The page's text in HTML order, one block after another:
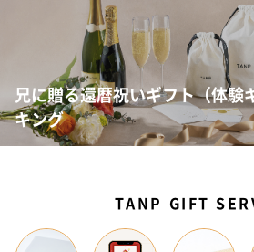
兄に贈る還暦祝いギフト（体験
キング
TANP GIFT